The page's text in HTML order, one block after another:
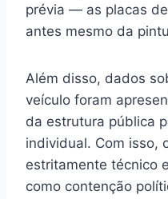
prévia — as placas
antes mesmo da
Além disso, dados
veículo foram
da estrutura pública
individual. Com isso,
estritamente técnico
como contenção